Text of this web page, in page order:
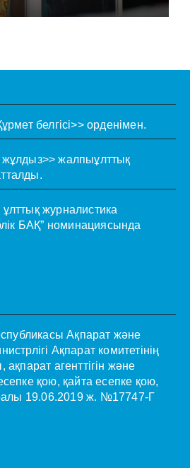
белгісі>> орденімен.
жалпыұлттық
журналистика
БАҚ” номинациясында
Ақпарат және
Ақпарат комитетінің
агенттігін және
қою, қайта есепке қою,
19.06.2019 ж. №17747-Г